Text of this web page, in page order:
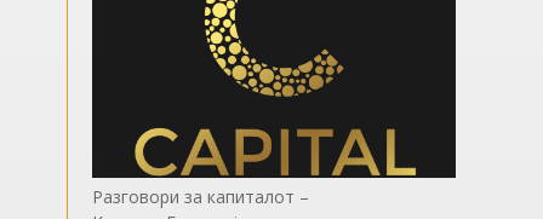
Разговори за капиталот –